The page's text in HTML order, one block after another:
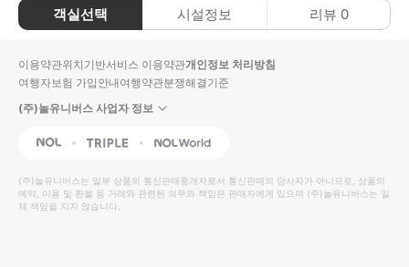
객실선택 시설정보 리뷰 0
이용약관위치기반서비스 이용약관개인정보 처리방침
여행자보험 가입안내여행약관분쟁해결기준
(주)놀유니버스 사업자 정보
NOL Triple Interpark Global
(주)놀유니버스는 일부 상품의 통신판매중개자로서 통신판매의 당사자가 아니므로, 상품의
예약, 이용 및 환불 등 거래와 관련된 의무와 책임은 판매자에게 있으며 (주)놀유니버스는 일
체 책임을 지지 않습니다.